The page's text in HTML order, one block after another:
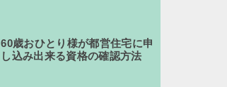
60歳おひとり様が都営住宅に申
し込み出来る資格の確認方法